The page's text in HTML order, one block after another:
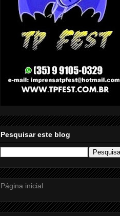
Pesquisar este blog
Página inicial